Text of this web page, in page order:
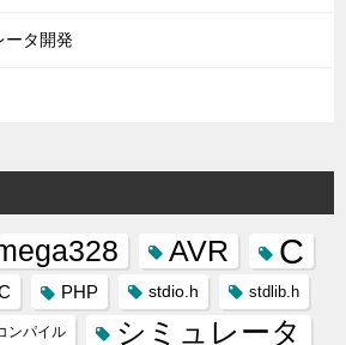
ータ開発
AVR C
PHP stdio.h stdlib.h
ンパイル シミュレータ